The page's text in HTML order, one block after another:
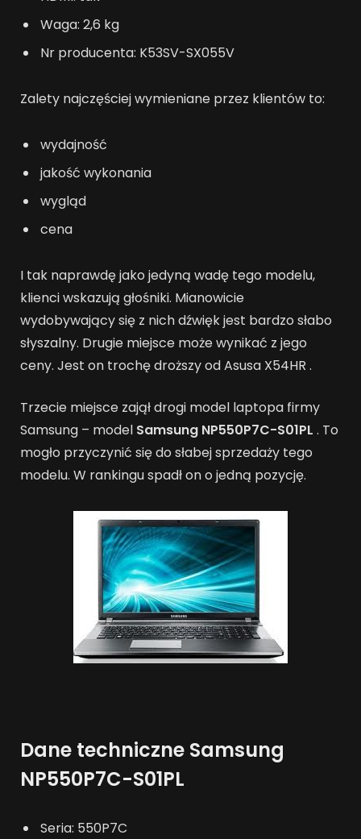
Waga: 2,6 kg
Nr producenta: K53SV-SX055V
Zalety najczęściej wymieniane przez klientów to:
wydajność
jakość wykonania
wygląd
cena
I tak naprawdę jako jedyną wadę tego modelu,
klienci wskazują głośniki. Mianowicie
wydobywający się z nich dźwięk jest bardzo słabo
słyszalny. Drugie miejsce może wynikać z jego
ceny. Jest on trochę droższy od Asusa X54HR .
Trzecie miejsce zajął drogi model laptopa firmy
Samsung – model Samsung NP550P7C-S01PL . To
mogło przyczynić się do słabej sprzedaży tego
modelu. W rankingu spadł on o jedną pozycję.
Dane techniczne Samsung
NP550P7C-S01PL
Seria: 550P7C